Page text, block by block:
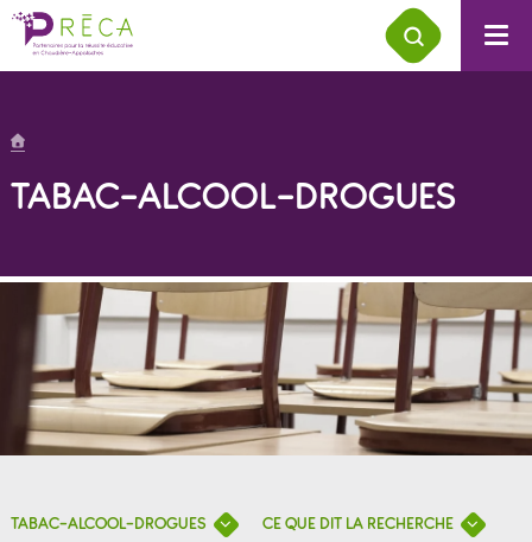
TABAC-ALCOOL-DROGUES
TABAC-ALCOOL-DROGUES CE QUE DIT LA RECHERCHE